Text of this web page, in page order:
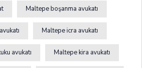
Maltepe boşanma avukatı
Maltepe icra avukatı
avukatı Maltepe kira avukatı